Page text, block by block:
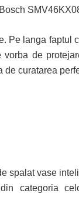
Pe langa faptul
de
curatarea
spalat vase
categoria